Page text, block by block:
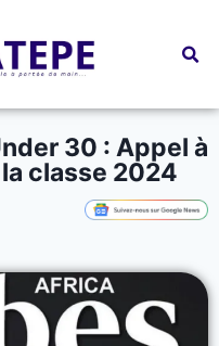
30 : Appel à
classe 2024